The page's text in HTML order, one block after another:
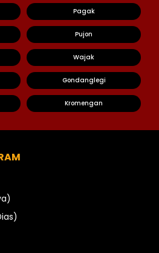
Pagak
Pujon
Wajak
Gondanglegi
Kromengan